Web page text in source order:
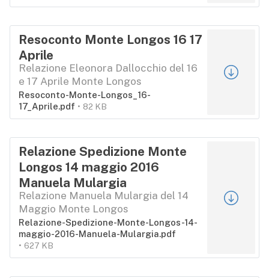
Resoconto Monte Longos 16 17
Aprile
Relazione Eleonora Dallocchio del 16
e 17 Aprile Monte Longos
Resoconto-Monte-Longos_16-
17_Aprile.pdf
82 KB
Relazione Spedizione Monte
Longos 14 maggio 2016
Manuela Mulargia
Relazione Manuela Mulargia del 14
Maggio Monte Longos
Relazione-Spedizione-Monte-Longos-14-
maggio-2016-Manuela-Mulargia.pdf
627 KB